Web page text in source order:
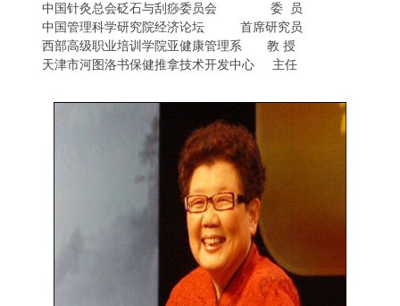
中国针灸总会砭石与刮痧委员会 委 员
中国管理科学研究院经济论坛 首席研究员
西部高级职业培训学院亚健康管理系 教 授
天津市河图洛书保健推拿技术开发中心 主任